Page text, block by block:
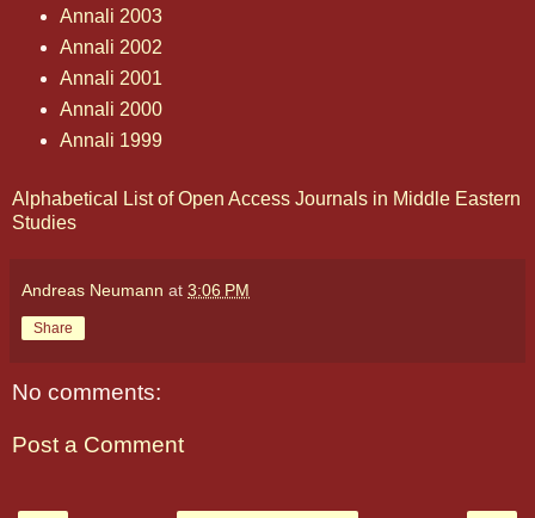
Annali 2003
Annali 2002
Annali 2001
Annali 2000
Annali 1999
Alphabetical List of Open Access Journals in Middle Eastern
Studies
Andreas Neumann at 3:06 PM
Share
No comments:
Post a Comment